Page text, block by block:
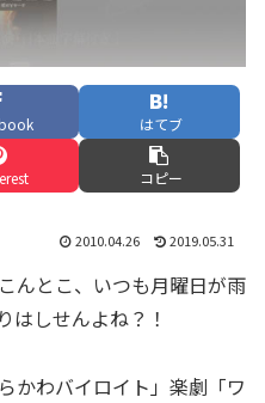
はてブ
コピー
2010.04.26 2019.05.31
んとこ、いつも月曜日が雨
はしせんよね？！
かわバイロイト」楽劇「ワ